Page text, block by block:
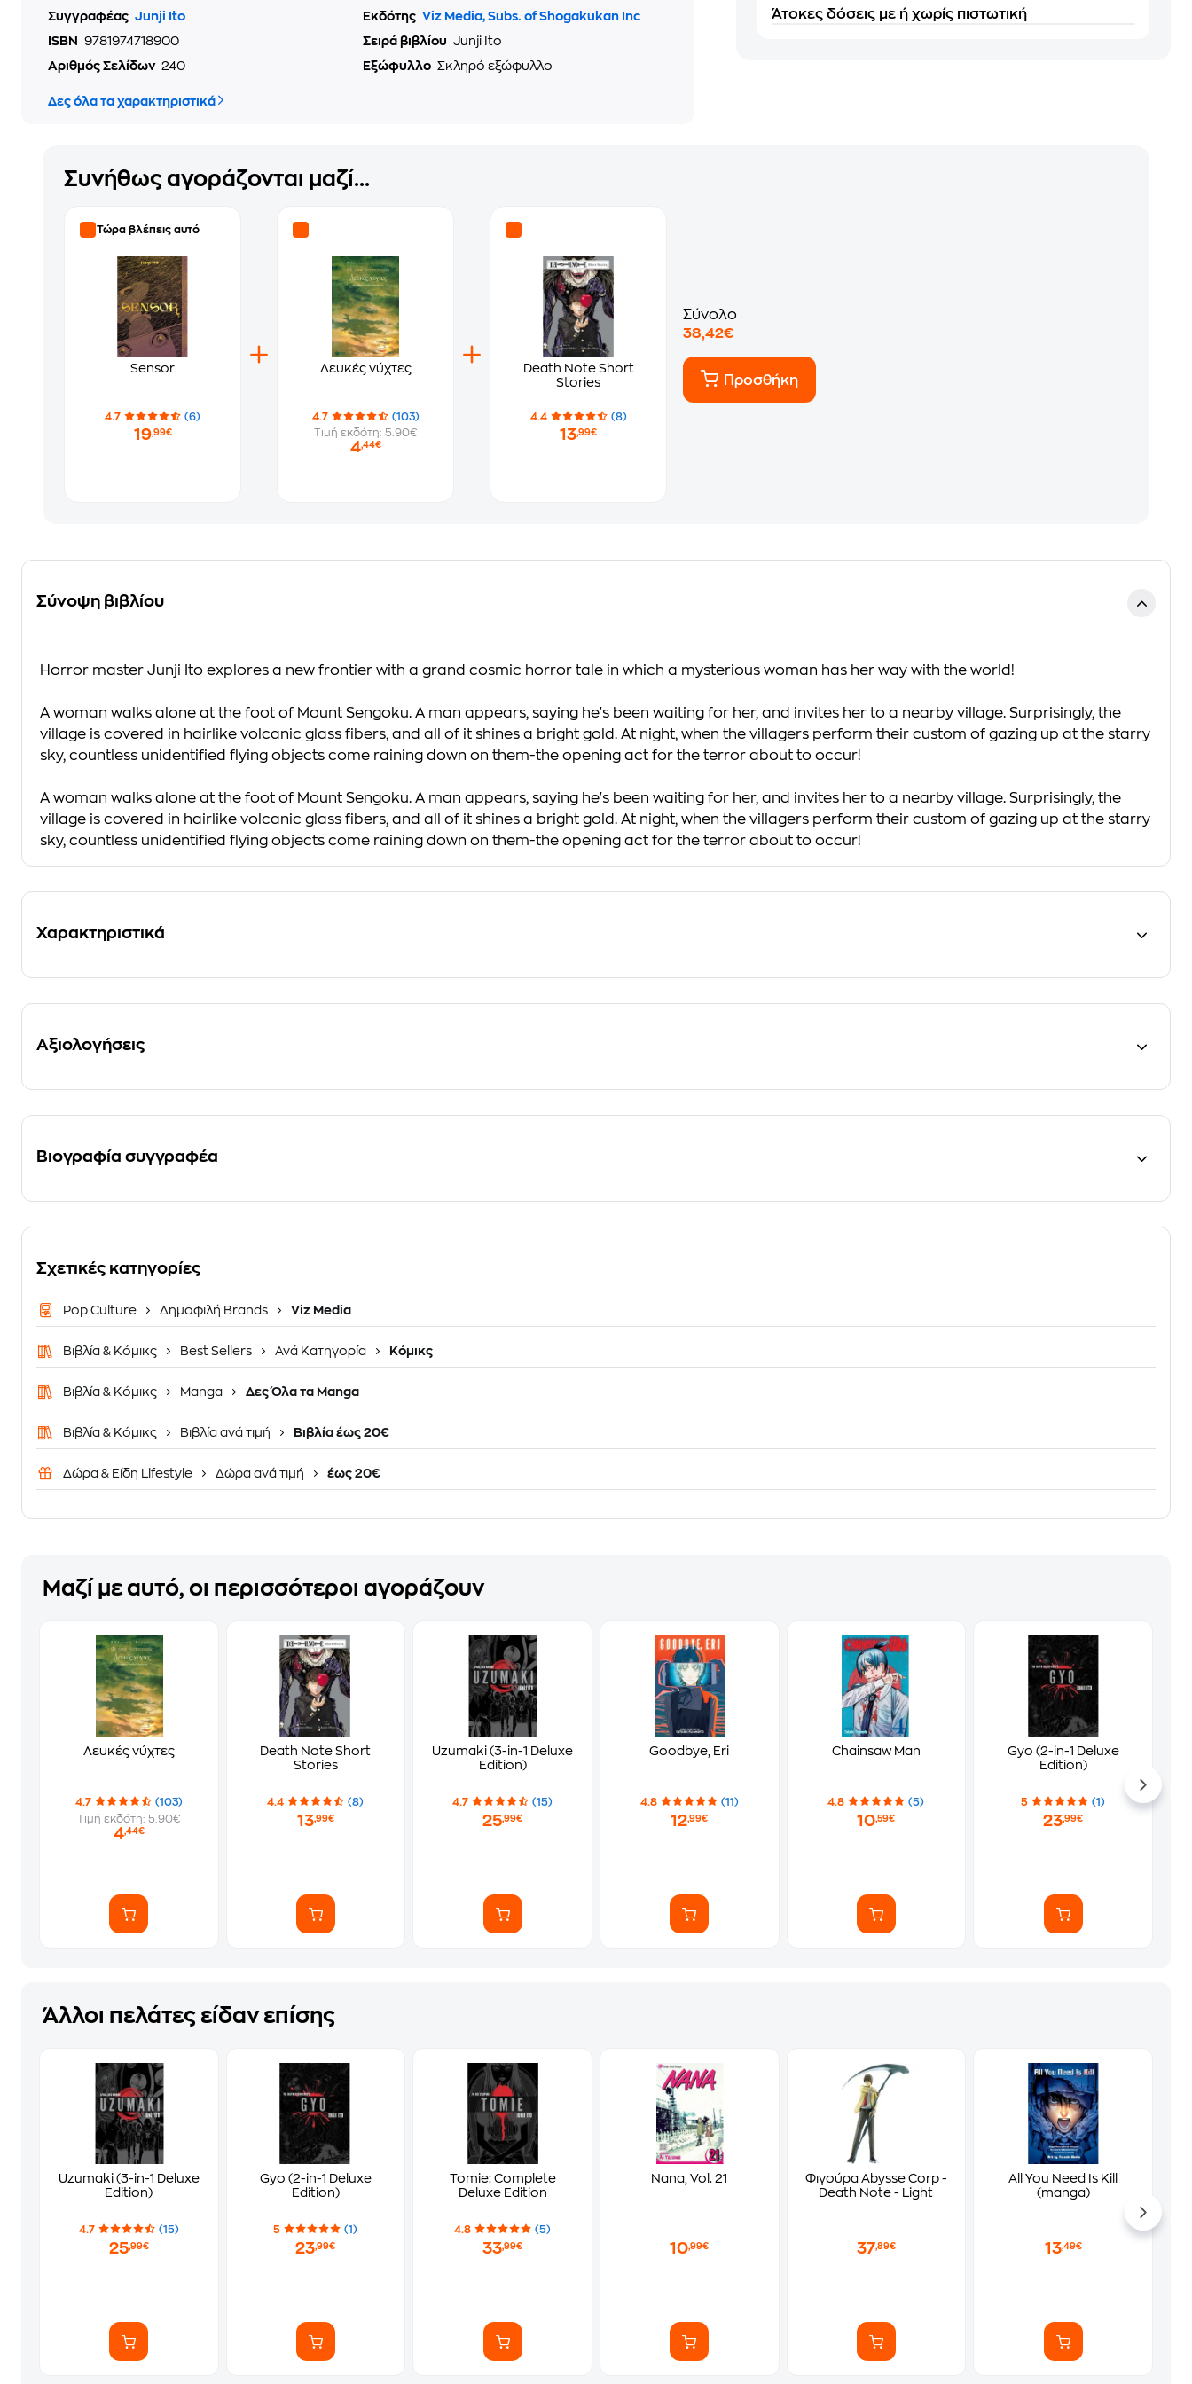
Συγγραφέας Junji Ito Εκδότης Viz Media, Subs. of Shogakukan Inc
ISBN
9781974718900 Σειρά βιβλίου Junji Ito
Αριθμός Σελίδων 240 Εξώφυλλο Σκληρό εξώφυλλο
Δες όλα τα χαρακτηριστικά
Άτοκες δόσεις με ή χωρίς πιστωτική
Συνήθως αγοράζονται μαζί...
Τώρα βλέπεις αυτό
Sensor
4.7 (6)
19,99€
Λευκές νύχτες
4.7
(103)
Τιμή εκδότη: 5.90€
4,44€
Death Note Short
Stories
4.4 (8)
13,99€
Σύνολο
38,42€
Προσθήκη
Σύνοψη βιβλίου
Horror master Junji Ito explores a new frontier with a grand cosmic horror tale in which a mysterious woman has her way with the world!
A woman walks alone at the foot of Mount Sengoku. A man appears, saying he's been waiting for her, and invites her to a nearby village. Surprisingly, the
village is covered in hairlike volcanic glass fibers, and all of it shines a bright gold. At night, when the villagers perform their custom of gazing up at the starry
sky, countless unidentified flying objects come raining down on them-the opening act for the terror about to occur!
A woman walks alone at the foot of Mount Sengoku. A man appears, saying he's been waiting for her, and invites her to a nearby village. Surprisingly, the
village is covered in hairlike volcanic glass fibers, and all of it shines a bright gold. At night, when the villagers perform their custom of gazing up at the starry
sky, countless unidentified flying objects come raining down on them-the opening act for the terror about to occur!
Χαρακτηριστικά
Αξιολογήσεις
Βιογραφία συγγραφέα
Σχετικές κατηγορίες
Pop Culture Δημοφιλή Brands Viz Media
Βιβλία & Κόμικς Best Sellers Ανά Κατηγορία Κόμικς
Βιβλία & Κόμικς Manga Δες Όλα τα Manga
Βιβλία & Κόμικς Βιβλία ανά τιμή Βιβλία έως 20€
Δώρα & Είδη Lifestyle Δώρα ανά τιμή έως 20€
Μαζί με αυτό, οι περισσότεροι αγοράζουν
Λευκές νύχτες
4.7
(103)
Τιμή εκδότη: 5.90€
4,44€
Death Note Short
Stories
4.4 (8)
13,99€
Uzumaki (3-in-1 Deluxe
Edition)
4.7 (15)
25,99€
Goodbye, Eri
4.8 (11)
12,99€
Chainsaw Man
4.8 (5)
10,59€
Gyo (2-in-1 Deluxe
Edition)
5 (1)
23,99€
Άλλοι πελάτες είδαν επίσης
Uzumaki (3-in-1 Deluxe
Edition)
4.7 (15)
25,99€
Gyo (2-in-1 Deluxe
Edition)
5 (1)
23,99€
Tomie: Complete
Deluxe Edition
4.8 (5)
33,99€
Nana, Vol. 21
10,99€
Φιγούρα Abysse Corp -
Death Note - Light
37,89€
All You Need Is Kill
(manga)
13,49€